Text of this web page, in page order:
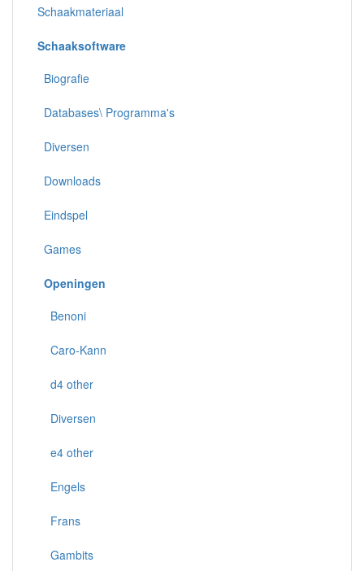
Schaakmateriaal
Schaaksoftware
Biografie
Databases\ Programma's
Diversen
Downloads
Eindspel
Games
Openingen
Benoni
Caro-Kann
d4 other
Diversen
e4 other
Engels
Frans
Gambits